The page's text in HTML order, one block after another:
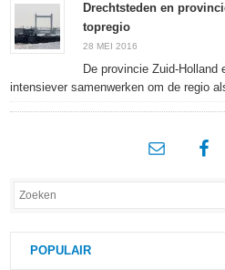
Drechtsteden en
topregio
28 MEI 2016
De provincie Zuid-Holland
intensiever samenwerken om de regio
POPULAIR